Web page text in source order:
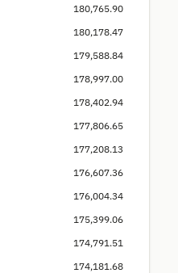
180,765.90
180,178.47
179,588.84
178,997.00
178,402.94
177,806.65
177,208.13
176,607.36
176,004.34
175,399.06
174,791.51
174,181.68